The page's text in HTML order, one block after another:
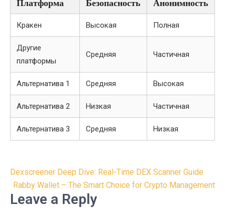
Платформа Безопасность Анонимность
Кракен Высокая Полная
Другие
платформы
Средняя Частичная
Альтернатива 1 Средняя Высокая
Альтернатива 2 Низкая Частичная
Альтернатива 3 Средняя Низкая
Post
navigation
Dexscreener Deep Dive: Real-Time DEX Scanner Guide
Rabby Wallet – The Smart Choice for Crypto Management
Leave a Reply